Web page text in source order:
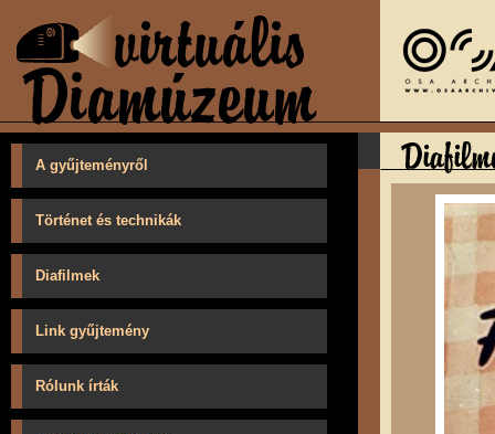
A gyűjteményről
Történet és technikák
Diafilmek
Link gyűjtemény
Rólunk írták